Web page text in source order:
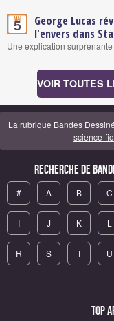
Mai
5
George Lucas
l'envers dans
Une explication
VOIR TOUTES
La rubrique Bandes
science-
Recherche de
# A B C
I J K L
R S T U
Top